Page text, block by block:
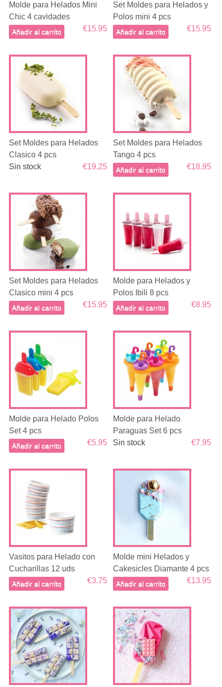
Molde para Helados Mini
Chic 4 cavidades
€15.95
Añadir al carrito
Set Moldes para Helados y
Polos mini 4 pcs
€15.95
Añadir al carrito
Set Moldes para Helados
Clasico 4 pcs
€19.25
Sin stock
Set Moldes para Helados
Tango 4 pcs
€18.95
Añadir al carrito
Set Moldes para Helados
Clasico mini 4 pcs
€15.95
Añadir al carrito
Molde para Helados y
Polos Ibili 8 pcs
€8.95
Añadir al carrito
Molde para Helado Polos
Set 4 pcs
€5.95
Añadir al carrito
Molde para Helado
Paraguas Set 6 pcs
€7.95
Sin stock
Vasitos para Helado con
Cucharillas 12 uds
€3.75
Añadir al carrito
Molde mini Helados y
Cakesicles Diamante 4 pcs
€13.95
Añadir al carrito